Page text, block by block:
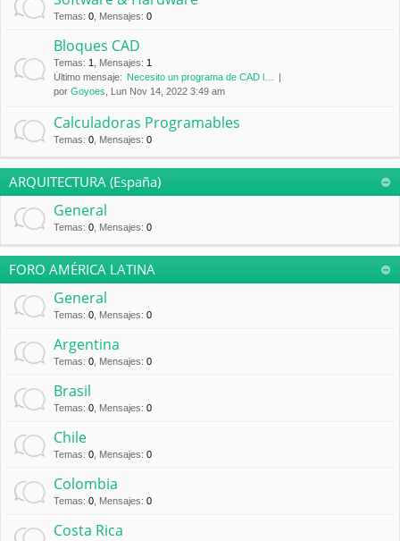
Temas: 0 Mensajes: 0
Bloques CAD
Temas: 1 Mensajes: 1
Último mensaje: Necesito un programa de CAD l…
por Goyoes , Lun Nov 14, 2022 3:49 am
Calculadoras Programables
Temas: 0 Mensajes: 0
ARQUITECTURA (España)
General
Temas: 0 Mensajes: 0
FORO AMÉRICA LATINA
General
Temas: 0 Mensajes: 0
Argentina
Temas: 0 Mensajes: 0
Brasil
Temas: 0 Mensajes: 0
Chile
Temas: 0 Mensajes: 0
Colombia
Temas: 0 Mensajes: 0
Costa Rica